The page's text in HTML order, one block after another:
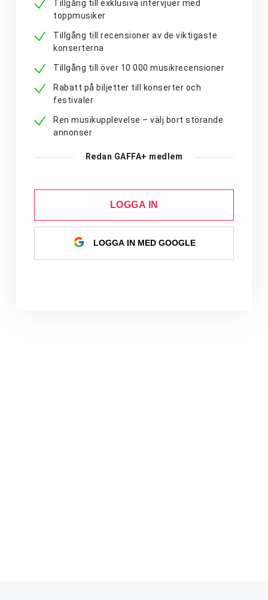
Tillgång till exklusiva intervjuer med
toppmusiker
Tillgång till recensioner av de viktigaste
konserterna
Tillgång till över 10 000 musikrecensioner
Rabatt på biljetter till konserter och
festivaler
Ren musikupplevelse – välj bort störande
annonser
Redan GAFFA+ medlem
LOGGA IN
LOGGA IN MED GOOGLE